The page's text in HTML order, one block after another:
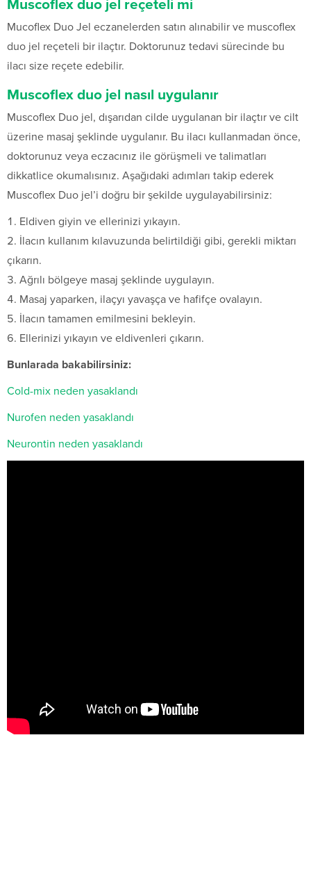
Muscoflex duo jel reçeteli mi
Mucoflex Duo Jel eczanelerden satın alınabilir ve muscoflex
duo jel reçeteli bir ilaçtır. Doktorunuz tedavi sürecinde bu
ilacı size reçete edebilir.
Muscoflex duo jel nasıl uygulanır
Muscoflex Duo jel, dışarıdan cilde uygulanan bir ilaçtır ve cilt
üzerine masaj şeklinde uygulanır. Bu ilacı kullanmadan önce,
doktorunuz veya eczacınız ile görüşmeli ve talimatları
dikkatlice okumalısınız. Aşağıdaki adımları takip ederek
Muscoflex Duo jel’i doğru bir şekilde uygulayabilirsiniz:
Eldiven giyin ve ellerinizi yıkayın.
İlacın kullanım kılavuzunda belirtildiği gibi, gerekli miktarı
çıkarın.
Ağrılı bölgeye masaj şeklinde uygulayın.
Masaj yaparken, ilaçyı yavaşça ve hafifçe ovalayın.
İlacın tamamen emilmesini bekleyin.
Ellerinizi yıkayın ve eldivenleri çıkarın.
Bunlarada bakabilirsiniz:
Cold-mix neden yasaklandı
Nurofen neden yasaklandı
Neurontin neden yasaklandı